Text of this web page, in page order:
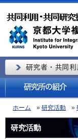
ホーム » 研究活動 »
研究活動